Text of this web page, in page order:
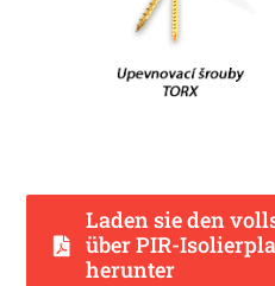
Laden sie den
über PIR-
herunter